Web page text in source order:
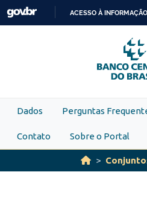
Skip to main content
PARA
O
ACESSO À INFORMAÇÃO
Dados Perguntas
Contato Sobre o Portal